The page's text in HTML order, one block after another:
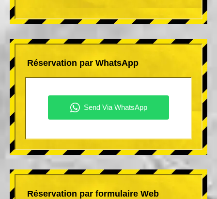
Réservation par WhatsApp
Réservation par formulaire Web